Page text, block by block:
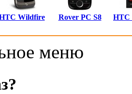
Wildfire Rover PC S8 HTC
меню